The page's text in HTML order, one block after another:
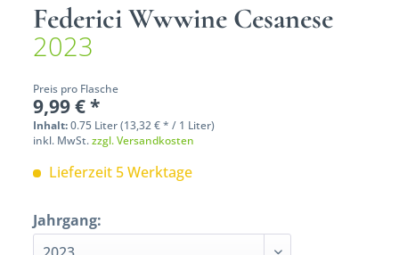
Federici Wwwine Cesanese
2023
Preis pro Flasche
9,99 € *
Inhalt:0.75 Liter (13,32 € * / 1 Liter)
inkl. MwSt.zzgl. Versandkosten
Lieferzeit 5 Werktage
Jahrgang: